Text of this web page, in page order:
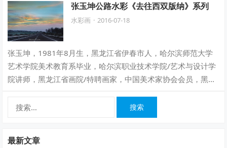
张玉坤公路水彩《去往西双版纳》系列
水彩画 · 2016-07-18
张玉坤，1981年8月生，黑龙江省伊春市人，哈尔滨师范大学
艺术学院美术教育系毕业，哈尔滨职业技术学院/艺术与设计学
院讲师，黑龙江省画院/特聘画家，中国美术家协会会员，黑龙
最新文章